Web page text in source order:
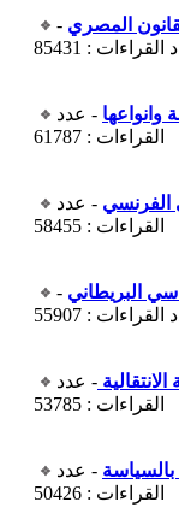
المصري -
: 85431
وانواعها - عدد
القراءات : 61787
الفرنسي - عدد
القراءات : 58455
البريطاني -
: 55907
- عدد
القراءات : 53785
بالسياسة - عدد
القراءات : 50426